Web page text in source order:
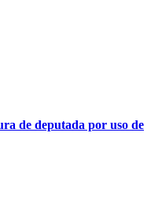
de deputada por uso de